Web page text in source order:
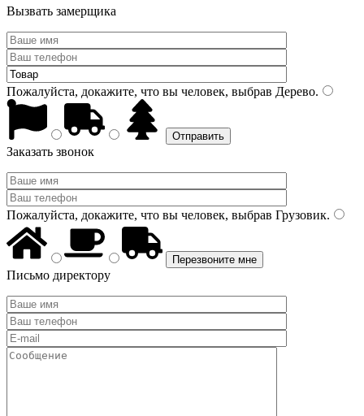
Вызвать замерщика
Пожалуйста, докажите, что вы человек, выбрав Дерево.
Заказать звонок
Пожалуйста, докажите, что вы человек, выбрав Грузовик.
Письмо директору